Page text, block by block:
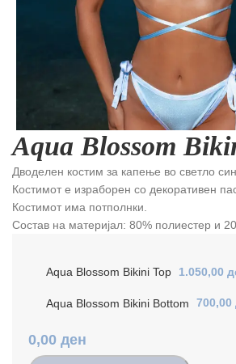
Aqua Blossom
Дводелен костим за капење во светло
Костимот е израборен со декоративен
Костимот има потполнки.
Состав на материјал: 80% полиестер и
Aqua Blossom Bikini Top 1.050,00
Aqua Blossom Bikini Bottom 700,00
0,00 ден